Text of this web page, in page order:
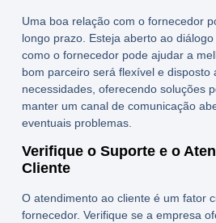
Uma boa relação com o fornecedor
longo prazo. Esteja aberto ao
como o fornecedor pode ajudar a
bom parceiro será flexível e disposto
necessidades, oferecendo soluções
manter um canal de comunicação
eventuais problemas.
Verifique o Suporte e o
Cliente
O atendimento ao cliente é um fator
fornecedor. Verifique se a empresa